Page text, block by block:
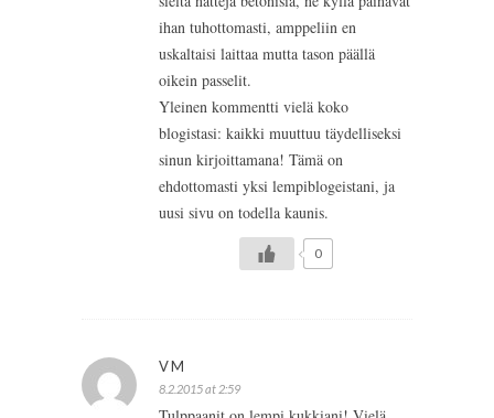
ihan tuhottomasti, amppeliin en
uskaltaisi laittaa mutta tason päällä
oikein passelit.
Yleinen kommentti vielä koko
blogistasi: kaikki muuttuu täydelliseksi
sinun kirjoittamana! Tämä on
ehdottomasti yksi lempiblogeistani, ja
uusi sivu on todella kaunis.
0
VM
8.2.2015 at 2:59